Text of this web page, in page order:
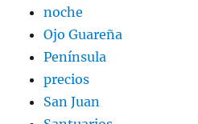
noche
Ojo Guareña
Península
precios
San Juan